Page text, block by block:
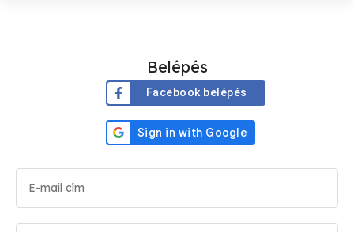
Belépés
Facebook belépés